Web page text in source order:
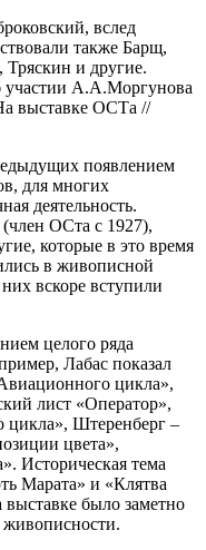
вслед
также Барщ,
и другие.
участии А.А.Моргунова
выставке ОСТа //
появлением
для многих
деятельность.
ОСта с 1927),
которые в это время
в живописной
вскоре вступили
целого ряда
Лабас показал
цикла»,
лист «Оператор»,
цикла», Штеренберг –
цвета»,
Историческая тема
Марата» и «Клятва
было заметно